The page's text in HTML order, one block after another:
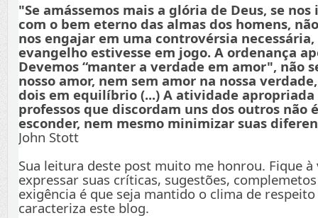
"Se amássemos mais a glória de Deus, se
com o bem eterno das almas dos homens,
nos engajar em uma controvérsia
evangelho estivesse em jogo. A ordenança
Devemos “manter a verdade em amor", não
nosso amor, nem sem amor na nossa
dois em equilíbrio (...) A atividade apropriada
professos que discordam uns dos outros não
esconder, nem mesmo minimizar suas
John Stott
Sua leitura deste post muito me honrou. Fique à
expressar suas críticas, sugestões,
exigência é que seja mantido o clima de
caracteriza este blog.